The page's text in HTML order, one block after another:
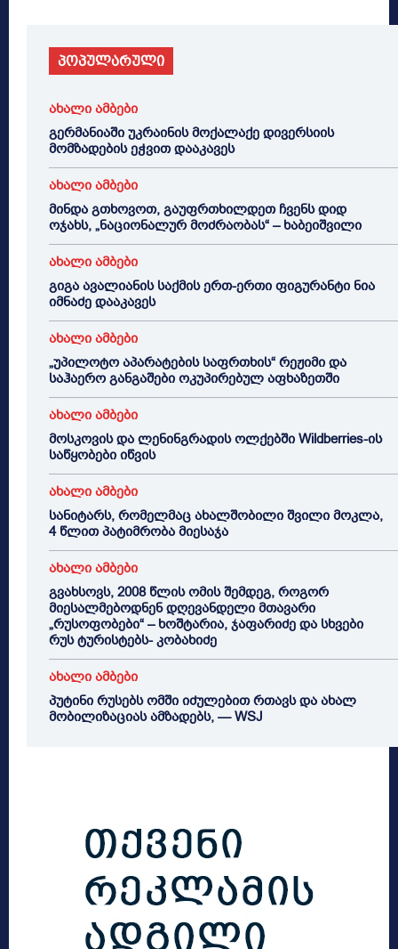
პოპულარული
ახალი ამბები
გერმანიაში უკრაინის მოქალაქე დივერსიის
მომზადების ეჭვით დააკავეს
ახალი ამბები
მინდა გთხოვოთ, გაუფრთხილდეთ ჩვენს დიდ
ოჯახს, „ნაციონალურ მოძრაობას“ – ხაბეიშვილი
ახალი ამბები
გიგა ავალიანის საქმის ერთ-ერთი ფიგურანტი ნია
იმნაძე დააკავეს
ახალი ამბები
„უპილოტო აპარატების საფრთხის“ რეჟიმი და
საჰაერო განგაშები ოკუპირებულ აფხაზეთში
ახალი ამბები
მოსკოვის და ლენინგრადის ოლქებში Wildberries-ის
საწყობები იწვის
ახალი ამბები
სანიტარს, რომელმაც ახალშობილი შვილი მოკლა,
4 წლით პატიმრობა მიესაჯა
ახალი ამბები
გვახსოვს, 2008 წლის ომის შემდეგ, როგორ
მიესალმებოდნენ დღევანდელი მთავარი
„რუსოფობები“ – ხოშტარია, ჯაფარიძე და სხვები
რუს ტურისტებს- კობახიძე
ახალი ამბები
პუტინი რუსებს ომში იძულებით რთავს და ახალ
მობილიზაციას ამზადებს, — WSJ